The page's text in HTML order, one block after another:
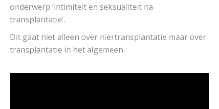
onderwerp ‘intimiteit en seksualiteit na
transplantatie’.
Dit gaat niet alleen over niertransplantatie maar over
transplantatie in het algemeen.